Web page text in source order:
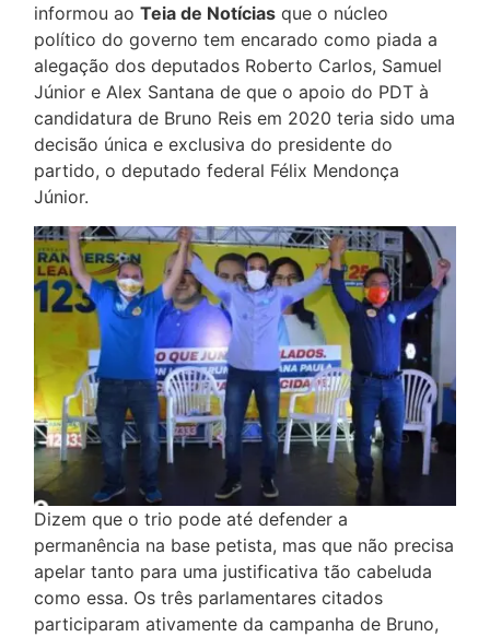
informou aoTeia de Notícias que o núcleo
político do governo tem encarado como piada a
alegação dos deputados Roberto Carlos, Samuel
Júnior e Alex Santana de que o apoio do PDT à
candidatura de Bruno Reis em 2020 teria sido uma
decisão única e exclusiva do presidente do
partido, o deputado federal Félix Mendonça
Júnior.
Dizem que o trio pode até defender a
permanência na base petista, mas que não precisa
apelar tanto para uma justificativa tão cabeluda
como essa. Os três parlamentares citados
participaram ativamente da campanha de Bruno,